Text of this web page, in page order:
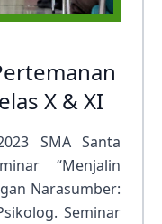
X & XI
SMA Santa
“Menjalin
Narasumber:
Seminar